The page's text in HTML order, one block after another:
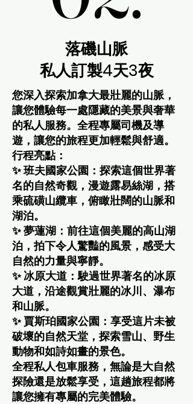
落磯山脈
私人訂製4天3夜
您深入探索加拿大最壯麗的山脈，
讓您體驗每一處隱藏的美景與奢華
的私人服務。全程專屬司機及導
遊，讓您的旅程更加輕鬆與舒適。
行程亮點：
✨ 班夫國家公園：探索這個世界著
名的自然奇觀，漫遊露易絲湖，搭
乘硫磺山纜車，俯瞰壯闊的山脈和
湖泊。
✨ 夢蓮湖：前往這個美麗的高山湖
泊，拍下令人驚豔的風景，感受大
自然的力量與寧靜。
✨ 冰原大道：駛過世界著名的冰原
大道，沿途觀賞壯麗的冰川、瀑布
和山脈。
✨ 賈斯珀國家公園：享受這片未被
破壞的自然天堂，探索雪山、野生
動物和如詩如畫的景色。
全程私人包車服務，無論是大自然
探險還是放鬆享受，這趟旅程都將
讓您擁有專屬的完美體驗。